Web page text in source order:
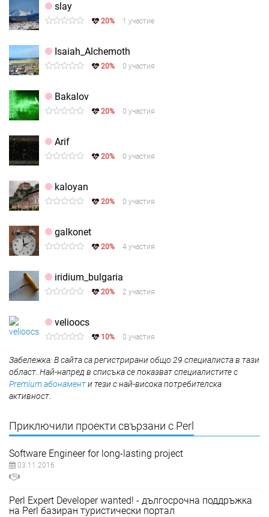
slay
20% 1 участие
Isaiah_Alchemoth
20% 0 участия
Bakalov
20% 0 участия
Arif
20% 0 участия
kaloyan
20% 0 участия
galkonet
20% 4 участия
iridium_bulgaria
20% 2 участия
velioocs
10% 0 участия
Забележка: В сайта са регистрирани общо 29 специалиста в тази
област. Най-напред в списъка се показват специалистите с
Premium абонаменти тези с най-висока потребителска
активност.
Приключили проекти свързани с Perl
Software Engineer for long-lasting project
03.11.2016
Perl Expert Developer wanted! - дългосрочна поддръжка
на Perl базиран туристически портал